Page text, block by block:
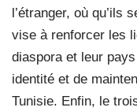
l’étranger, où qu’ils
vise à renforcer les
diaspora et leur
identité et de
Tunisie. Enfin, le